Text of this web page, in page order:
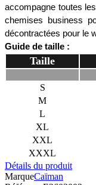
accompagne toutes
chemises business
décontractées pour le
Guide de taille :
Taille
S
M
L
XL
XXL
XXXL
Détails du produit
MarqueCaïman